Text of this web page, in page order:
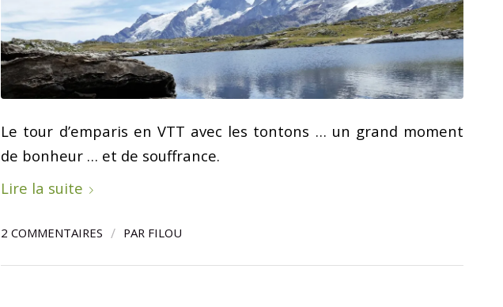
Le tour d’emparis en VTT avec les tontons … un grand moment
de bonheur … et de souffrance.
Lire la suite
2 COMMENTAIRES / PAR FILOU